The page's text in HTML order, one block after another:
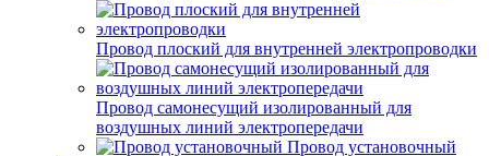
Провод плоский для внутренней электропроводки
Провод самонесущий изолированный для
воздушных линий электропередачи
Провод установочный